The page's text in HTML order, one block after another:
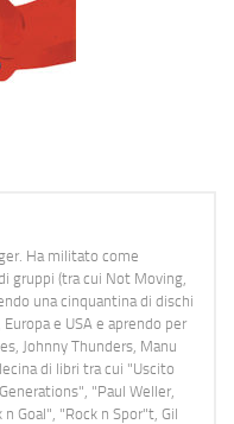
Ha militato come
gruppi (tra cui Not Moving,
una cinquantina di dischi
e USA e aprendo per
Johnny Thunders, Manu
di libri tra cui "Uscito
"Paul Weller,
Goal", "Rock n Spor"t, Gil